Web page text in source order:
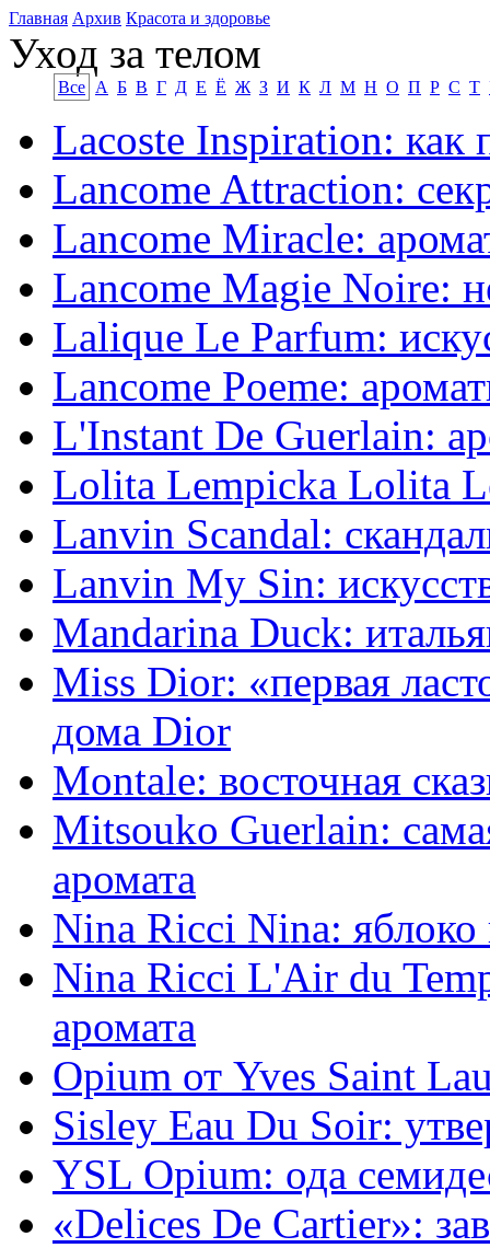
Главная Архив Красота и здоровье
Уход за телом
Все А Б В Г Д Е Ё Ж З И К Л М Н О П Р С Т
Lacoste Inspiration: как
Lancome Attraction:
Lancome Miracle:
Lancome Magie Noire:
Lalique Le Parfum:
Lancome Poeme:
L'Instant De Guerlain:
Lolita Lempicka Lolita
Lanvin Scandal:
Lanvin My Sin:
Mandarina Duck:
Miss Dior: «первая
дома Dior
Montale: восточная
Mitsouko Guerlain:
аромата
Nina Ricci Nina:
Nina Ricci L'Air du
аромата
Opium от Yves Saint
Sisley Eau Du Soir:
YSL Opium: ода
«Delices De Cartier»: